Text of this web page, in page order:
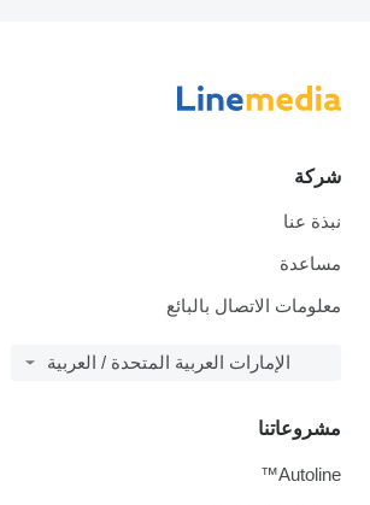
شركة
نبذة عنا
مساعدة
معلومات الاتصال بالبائع
الإمارات العربية المتحدة / العربية
مشروعاتنا
Autoline™